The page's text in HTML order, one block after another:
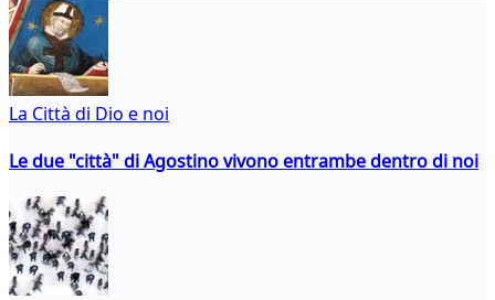
La Città di Dio e noi
Le due "città" di Agostino vivono entrambe dentro di noi